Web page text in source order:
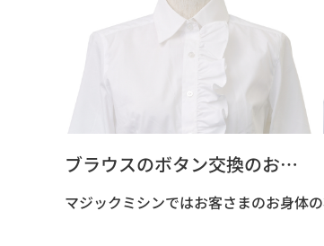
ブラウスのボタン交換のお…
マジックミシンではお客さまのお身体